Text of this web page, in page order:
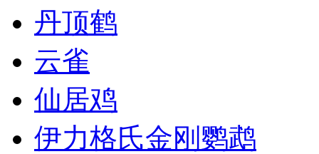
丹顶鹤
云雀
仙居鸡
伊力格氏金刚鹦鹉